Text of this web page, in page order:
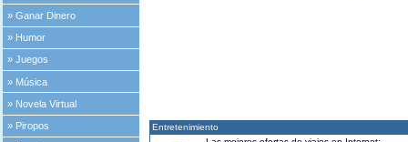
»Ganar Dinero
» Humor
»Juegos
» Música
» Novela Virtual
» Piropos
Entretenimiento